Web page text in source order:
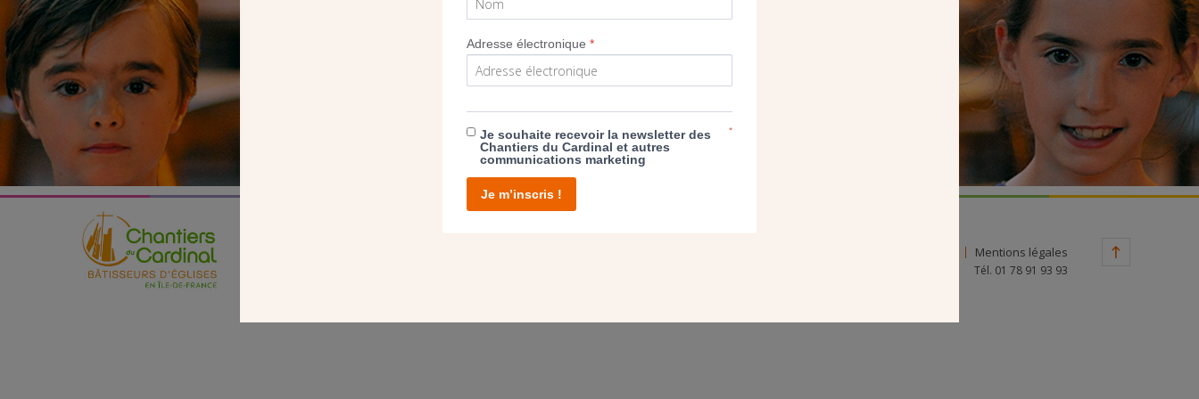
SEUL VOTRE DON
NOUS PERMET D’AGIR
Mentions légales
Tél. 01 78 91 93 93
Adresse électronique*
Je souhaite recevoir la newsletter des
Chantiers du Cardinal et autres
communications marketing
*
Je m’inscris !